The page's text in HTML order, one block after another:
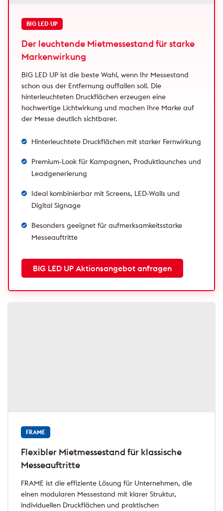
FRAME
Flexibler Mietmessestand für klassische
Messeauftritte
FRAME ist die effiziente Lösung für Unternehmen, die
einen modularen Messestand mit klarer Struktur,
individuellen Druckflächen und praktischen
BIG LED UP
Der leuchtende Mietmessestand für starke
Markenwirkung
BIG LED UP ist die beste Wahl, wenn Ihr Messestand
schon aus der Entfernung auffallen soll. Die
hinterleuchteten Druckflächen erzeugen eine
hochwertige Lichtwirkung und machen Ihre Marke auf
der Messe deutlich sichtbarer.
Hinterleuchtete Druckflächen mit starker Fernwirkung
Premium-Look für Kampagnen, Produktlaunches und
Leadgenerierung
Ideal kombinierbar mit Screens, LED-Walls und
Digital Signage
Besonders geeignet für aufmerksamkeitsstarke
Messeauftritte
BIG LED UP Aktionsangebot anfragen